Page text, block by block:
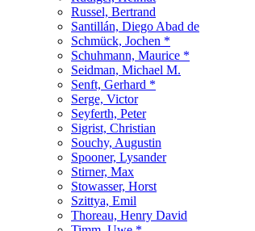
Russel, Bertrand
Santillán, Diego Abad de
Schmück, Jochen *
Schuhmann, Maurice *
Seidman, Michael M.
Senft, Gerhard *
Serge, Victor
Seyferth, Peter
Sigrist, Christian
Souchy, Augustin
Spooner, Lysander
Stirner, Max
Stowasser, Horst
Szittya, Emil
Thoreau, Henry David